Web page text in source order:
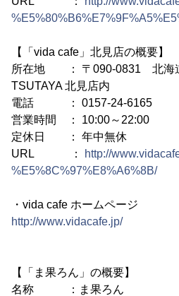
【「vida cafe」北見店の概要】
所在地 ： 〒090-0831 北海
TSUTAYA 北見店内
電話 ： 0157-24-6165
営業時間 ： 10:00～22:00
定休日 ： 年中無休
URL ：
http://
%E5%8C%97%E8%A6%8B/
・vida cafe ホームページ
http://www.vidacafe.jp/
【「ま果ろん」の概要】
名称 ：ま果ろん